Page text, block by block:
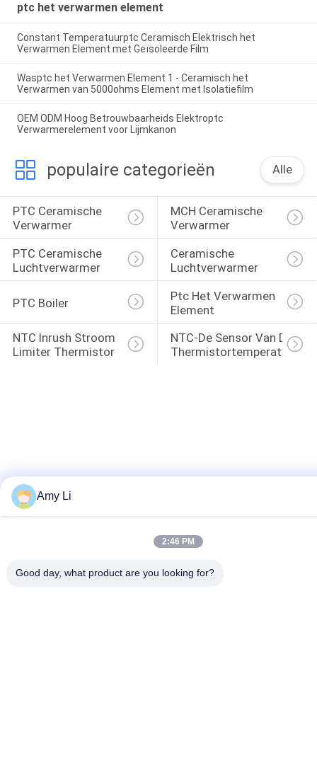
ptc het verwarmen element
Constant Temperatuurptc Ceramisch Elektrisch het
Verwarmen Element met Geïsoleerde Film
Wasptc het Verwarmen Element 1 - Ceramisch het
Verwarmen van 5000ohms Element met Isolatiefilm
OEM ODM Hoog Betrouwbaarheids Elektroptc
Verwarmerelement voor Lijmkanon
populaire categorieën Alle
PTC Ceramische
Verwarmer
MCH Ceramische
Verwarmer
PTC Ceramische
Luchtverwarmer
Ceramische
Luchtverwarmer
PTC Boiler
Ptc Het Verwarmen
Element
NTC Inrush Stroom
Limiter Thermistor
NTC-De Sensor Van De
Thermistortemperatuur
Amy Li
2:46 PM
Good day, what product are you looking for?